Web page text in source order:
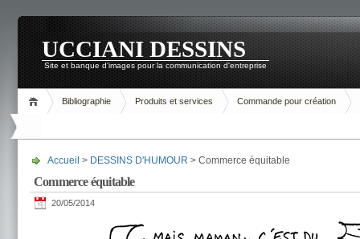
UCCIANI DESSINS
Site et banque d'images pour la communication d'entreprise
Bibliographie Produits et services Commande pour création
Accueil > DESSINS D'HUMOUR > Commerce équitable
Commerce équitable
20/05/2014